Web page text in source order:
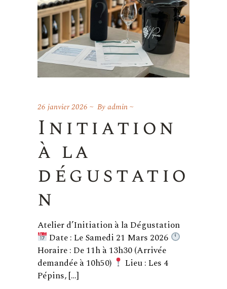
26 janvier 2026 Byadmin
Initiation
à la
dégustatio
n
Atelier d’Initiation à la Dégustation
Date : Le Samedi 21 Mars 2026
Horaire : De 11h à 13h30 (Arrivée
demandée à 10h50)
Lieu : Les 4
Pépins, […]